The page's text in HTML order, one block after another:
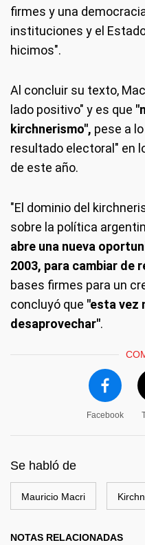
firmes y una
instituciones y el
hicimos".
Al concluir su texto,
lado positivo" y es que
kirchnerismo", pese a
resultado electoral" en
de este año.
"El dominio del
sobre la política
abre una nueva
2003, para cambiar de
bases firmes para un
concluyó que "esta vez
desaprovechar".
Facebook
Se habló de
Mauricio Macri
NOTAS RELACIONADAS